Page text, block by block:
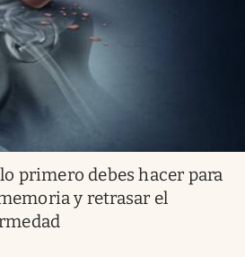
primero debes hacer para
y retrasar el